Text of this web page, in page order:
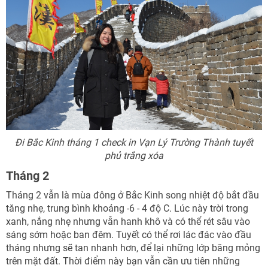
Đi Bắc Kinh tháng 1 check in Vạn Lý Trường Thành tuyết
phủ trắng xóa
Tháng 2
Tháng 2 vẫn là mùa đông ở Bắc Kinh song nhiệt độ bắt đầu
tăng nhẹ, trung bình khoảng -6 - 4 độ C. Lúc này trời trong
xanh, nắng nhẹ nhưng vẫn hanh khô và có thể rét sâu vào
sáng sớm hoặc ban đêm. Tuyết có thể rơi lác đác vào đầu
tháng nhưng sẽ tan nhanh hơn, để lại những lớp băng mỏng
trên mặt đất. Thời điểm này bạn vẫn cần ưu tiên những